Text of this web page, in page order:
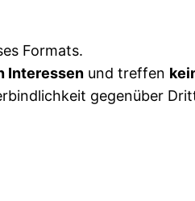
Formats.
Interessen und treffen
gegenüber